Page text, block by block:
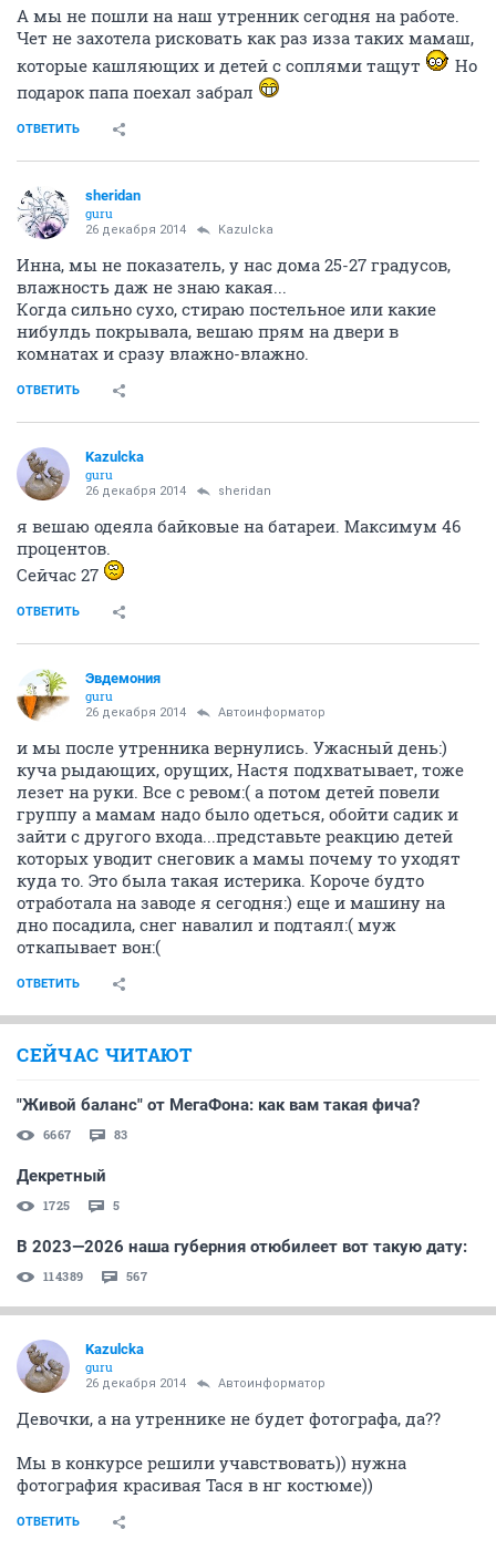
А мы не пошли на наш утренник сегодня на работе.
Чет не захотела рисковать как раз изза таких мамаш,
которые кашляющих и детей с соплями тащут
Но
подарок папа поехал забрал
ОТВЕТИТЬ
sheridan
guru
26 декабря 2014 Kazulcka
Инна, мы не показатель, у нас дома 25-27 градусов,
влажность даж не знаю какая...
Когда сильно сухо, стираю постельное или какие
нибулдь покрывала, вешаю прям на двери в
комнатах и сразу влажно-влажно.
ОТВЕТИТЬ
Kazulcka
guru
26 декабря 2014 sheridan
я вешаю одеяла байковые на батареи. Максимум 46
процентов.
Сейчас 27
ОТВЕТИТЬ
Эвдемония
guru
26 декабря 2014 Автоинформатор
и мы после утренника вернулись. Ужасный день:)
куча рыдающих, орущих, Настя подхватывает, тоже
лезет на руки. Все с ревом:( а потом детей повели
группу а мамам надо было одеться, обойти садик и
зайти с другого входа...представьте реакцию детей
которых уводит снеговик а мамы почему то уходят
куда то. Это была такая истерика. Короче будто
отработала на заводе я сегодня:) еще и машину на
дно посадила, снег навалил и подтаял:( муж
откапывает вон:(
ОТВЕТИТЬ
СЕЙЧАС ЧИТАЮТ
"Живой баланс" от МегаФона: как вам такая фича?
6667 83
Декретный
1725 5
В 2023—2026 наша губерния отюбилеет вот такую дату:
114389 567
Kazulcka
guru
26 декабря 2014 Автоинформатор
Девочки, а на утреннике не будет фотографа, да??
Мы в конкурсе решили учавствовать)) нужна
фотография красивая Тася в нг костюме))
ОТВЕТИТЬ